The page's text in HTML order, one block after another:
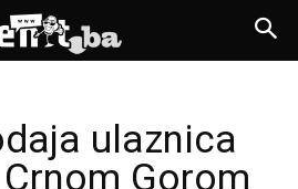
ulaznica
Gorom